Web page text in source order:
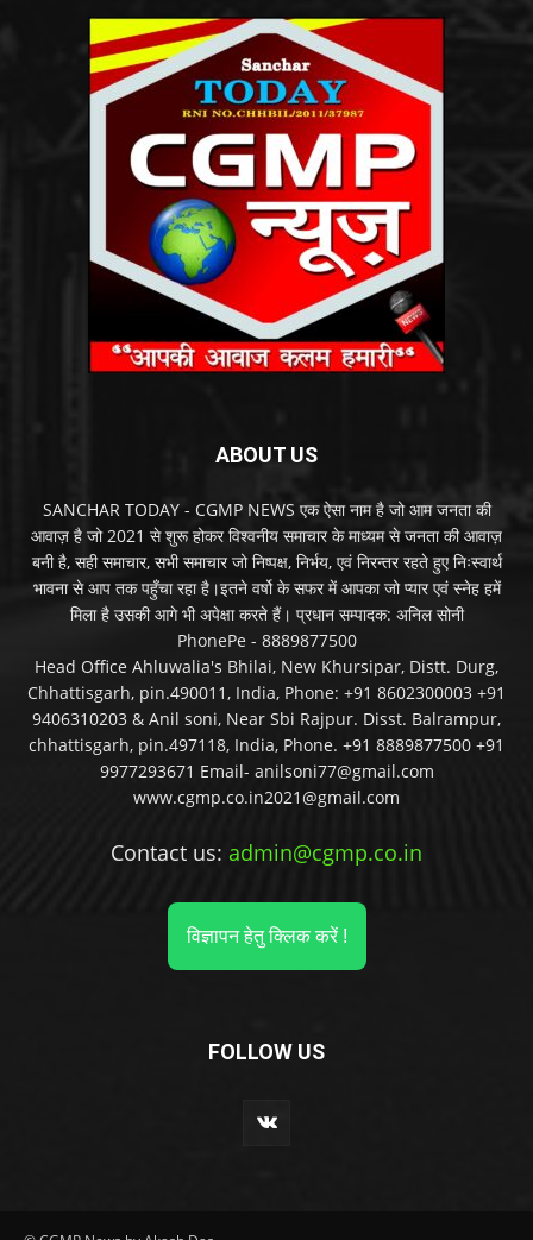
ABOUT US
SANCHAR TODAY - CGMP NEWS एक ऐसा नाम है जो आम जनता की
आवाज़ है जो 2021 से शुरू होकर विश्वनीय समाचार के माध्यम से जनता की आवाज़
बनी है, सही समाचार, सभी समाचार जो निष्पक्ष, निर्भय, एवं निरन्तर रहते हुए निःस्वार्थ
भावना से आप तक पहुँचा रहा है।इतने वर्षो के सफर में आपका जो प्यार एवं स्नेह हमें
मिला है उसकी आगे भी अपेक्षा करते हैं। प्रधान सम्पादक: अनिल सोनी
PhonePe - 8889877500
Head Office Ahluwalia's Bhilai, New Khursipar, Distt. Durg,
Chhattisgarh, pin.490011, India, Phone: +91 8602300003 +91
9406310203 & Anil soni, Near Sbi Rajpur. Disst. Balrampur,
chhattisgarh, pin.497118, India, Phone. +91 8889877500 +91
9977293671 Email- anilsoni77@gmail.com
www.cgmp.co.in2021@gmail.com
Contact us: admin@cgmp.co.in
विज्ञापन हेतु क्लिक करें !
FOLLOW US